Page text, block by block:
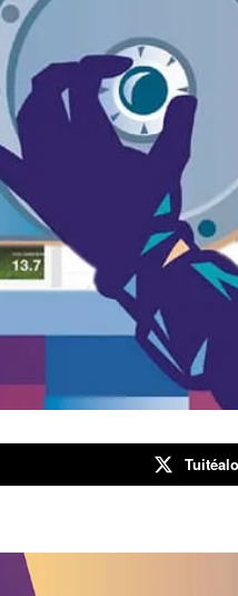
Tuitéalo